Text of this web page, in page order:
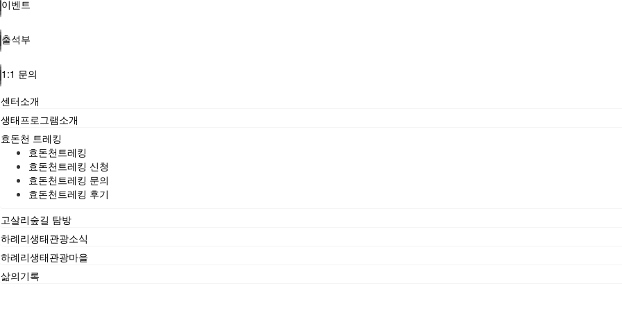
이벤트
출석부
1:1 문의
센터소개
생태프로그램소개
효돈천 트레킹
효돈천트레킹
효돈천트레킹 신청
효돈천트레킹 문의
효돈천트레킹 후기
고살리숲길 탐방
하례리생태관광소식
하례리생태관광마을
삶의기록